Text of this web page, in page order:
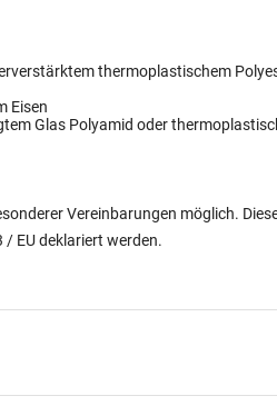
thermoplastischem
Eisen
Glas Polyamid oder
Vereinbarungen möglich.
EU deklariert werden.